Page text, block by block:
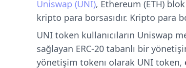
Uniswap (UNI), Ethereum (ETH)
kripto para borsasıdır. Kripto para
UNI token kullanıcıların Uniswap
sağlayan ERC-20 tabanlı bir
yönetişim tokenı olarak UNI token,